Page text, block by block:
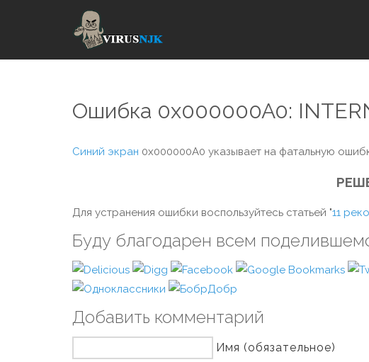
Ошибка 0x000000A0:
Синий экран 0x000000A0 указывает на фатальную
Для устранения ошибки воспользуйтесь статьей "11
Буду благодарен всем
Добавить комментарий
Имя (обязательное)